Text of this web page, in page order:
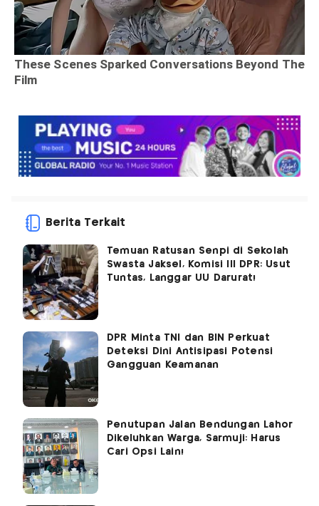
Berita Terkait
Temuan Ratusan Senpi di Sekolah
Swasta Jaksel, Komisi III DPR: Usut
Tuntas, Langgar UU Darurat!
DPR Minta TNI dan BIN Perkuat
Deteksi Dini Antisipasi Potensi
Gangguan Keamanan
Penutupan Jalan Bendungan Lahor
Dikeluhkan Warga, Sarmuji: Harus
Cari Opsi Lain!